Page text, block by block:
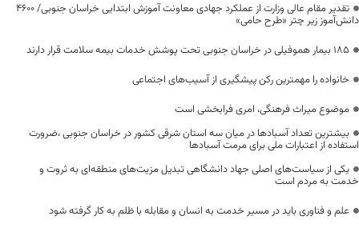
تقدیر مقام عالی وزارت از عملکرد جهادی معاونت آموزش ابتدایی خراسان جنوبی/ ۴۶۰۰
دانش‌آموز زیر چتر «طرح حامی»
۱۸۵ بیمار هموفیلی در خراسان جنوبی تحت پوشش خدمات بیمه سلامت قرار دارند
خانواده را مهمترین رکن پیشگیری از آسیب‌های اجتماعی
موضوع میراث فرهنگی، امری فرابخشی است
بیشترین تعداد آسبادها در میان سه استان شرقی کشور در خراسان جنوبی ،ضرورت
استفاده از اعتبارات ملی برای مرمت آسبادها
یکی از سیاست‌های اصلی جهاد دانشگاهی تبدیل مزیت‌های منطقه‌ای به ثروت و
خدمت به مردم است
علم و فناوری باید در مسیر خدمت به انسان و مقابله با ظلم به کار گرفته شود